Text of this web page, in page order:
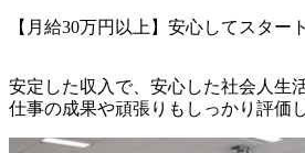
【月給30万円以上】安心してスター
安定した収入で、安心した社会人生
仕事の成果や頑張りもしっかり評価